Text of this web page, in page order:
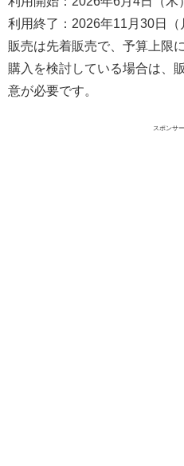
利用終了：2026年11月30日
販売は先着販売で、予算上限
購入を検討している場合は、
意が必要です。
スポンサ